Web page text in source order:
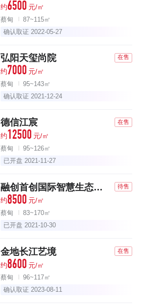
约6500 元/㎡
蔡甸
87~115㎡
确认取证 2022-05-27
弘阳天玺尚院 在售
约7000 元/㎡
蔡甸
95~143㎡
确认取证 2021-12-24
德信江宸 在售
约12500 元/㎡
蔡甸
95~126㎡
已开盘 2021-11-27
融创首创国际智慧生态城市 待售
约8500 元/㎡
蔡甸
83~170㎡
已开盘 2021-10-30
金地长江艺境 在售
约8600 元/㎡
蔡甸
96~117㎡
确认取证 2023-08-11